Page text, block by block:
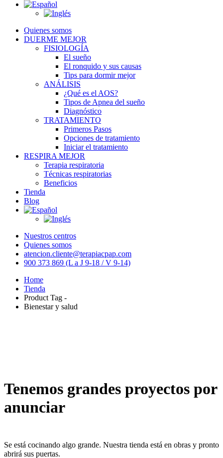
Quienes somos
DUERME MEJOR
FISIOLOGÍA
El sueño
El ronquido y sus causas
Tips para dormir mejor
ANÁLISIS
¿Qué es el AOS?
Tipos de Apnea del sueño
Diagnóstico
TRATAMIENTO
Primeros Pasos
Opciones de tratamiento
Iniciar el tratamiento
RESPIRA MEJOR
Terapia respiratoria
Técnicas respiratorias
Beneficios
Tienda
Blog
Nuestros centros
Quienes somos
atencion.cliente@terapiacpap.com
900 373 869 (L a J 9-18 / V 9-14)
Home
Tienda
Product Tag -
Bienestar y salud
Tenemos grandes proyectos por
anunciar
Se está cocinando algo grande. Nuestra tienda está en obras y pronto
abrirá sus puertas.